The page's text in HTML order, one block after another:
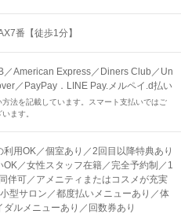
番【徒歩1分】
／American Express／Diners Club／Un
／PayPay．LINE Pay.メルペイ.d払い
法を記載しています。スマート支払いではご
ます。
用OK／個室あり／2回目以降特典あり
OK／女性スタッフ在籍／完全予約制／1
伴可／アメニティまたはコスメが充実
型サロン／都度払いメニューあり／体
ルメニューあり／回数券あり